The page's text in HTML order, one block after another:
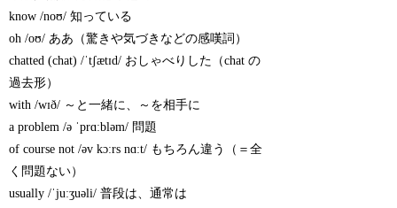
know /noʊ/ 知っている
oh /oʊ/ ああ（驚きや気づきなどの感嘆詞）
chatted (chat) /ˈtʃætɪd/ おしゃべりした（chat の
過去形）
with /wɪð/ ～と一緒に、～を相手に
a problem /ə ˈprɑːbləm/ 問題
of course not /əv kɔːrs nɑːt/ もちろん違う（＝全
く問題ない）
usually /ˈjuːʒuəli/ 普段は、通常は